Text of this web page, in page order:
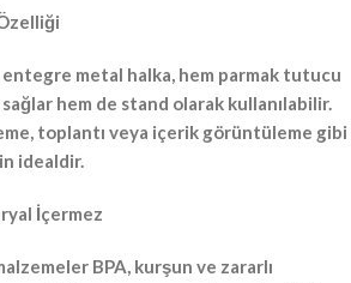
metal halka, hem parmak tutucu
hem de stand olarak kullanılabilir.
toplantı veya içerik görüntüleme gibi
idealdir.
İçermez
BPA, kurşun ve zararlı